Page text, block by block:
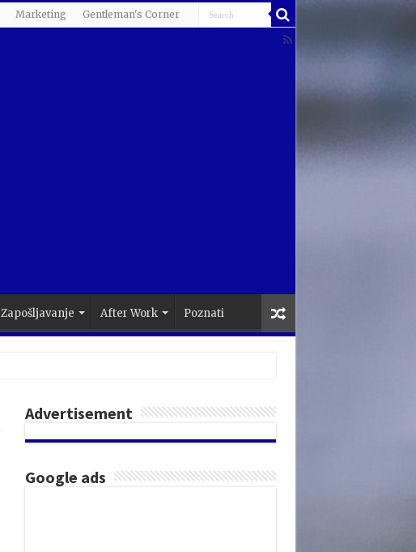
Marketing Gentleman's Corner
Zapošljavanje After Work Poznati
Advertisement
Google ads